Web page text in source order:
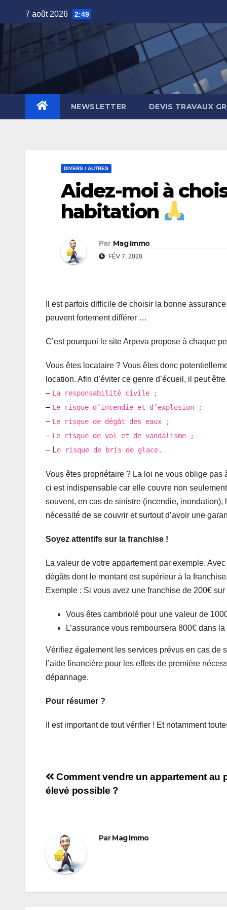
to
7 août 2026 2:49
NEWSLETTER DEVIS TRAVAUX
DIVERS / AUTRES
Aidez-moi à
habitation
Par Mag Immo
FÉV 7, 2020
Il est parfois difficile de choisir la bonne
peuvent fortement différer …
C’est pourquoi le site Arpeva propose à chaque
Vous êtes locataire ? Vous êtes donc
location. Afin d’éviter ce genre d’écueil, il peut
– La responsabilité civile ;
– Le risque d’incendie et d’explosion ;
– Le risque de dégât des eaux ;
– Le risque de vol et de vandalisme ;
– Le risque de bris de glace.
Vous êtes propriétaire ? La loi ne vous oblige
ci est indispensable car elle couvre non
souvent, en cas de sinistre (incendie, inondation),
nécessité de se couvrir et surtout d’avoir une
Soyez attentifs sur la franchise !
La valeur de votre appartement par exemple.
dégâts dont le montant est supérieur à la
Exemple : Si vous avez une franchise de 200€
Vous êtes cambriolé pour une valeur de
L’assurance vous remboursera 800€ dans
Vérifiez également les services prévus en cas de
l’aide financière pour les effets de première
dépannage.
Pour résumer ?
Il est important de tout vérifier ! Et notamment
Navigation
Comment vendre un appartement au
élevé possible ?
ParMag Immo